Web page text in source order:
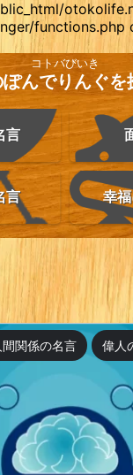
functions.php
コトバびいき
んでりんぐを
言
言 幸
間関係の名言 偉人